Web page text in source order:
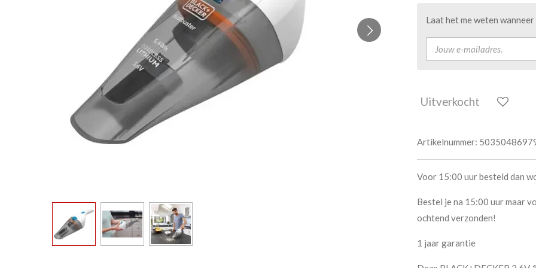
Laat het me weten
Uitverkocht
Artikelnummer:
Voor 15:00 uur besteld dan
Bestel je na 15:00 uur maar
ochtend verzonden!
1 jaar garantie